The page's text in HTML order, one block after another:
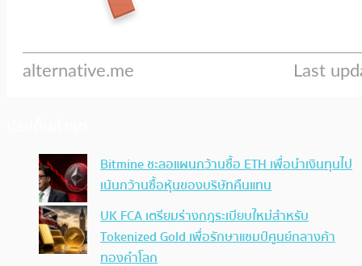
Bitmine ชะลอแผนกว้านซื้อ ETH เพื่อนำเงินทุนไป
เน้นกว้านซื้อหุ้นของบริษัทคืนแทน
UK FCA เตรียมร่างกฎระเบียบใหม่สำหรับ
Tokenized Gold เพื่อรักษาแชมป์ศูนย์กลางค้า
ทองคำโลก